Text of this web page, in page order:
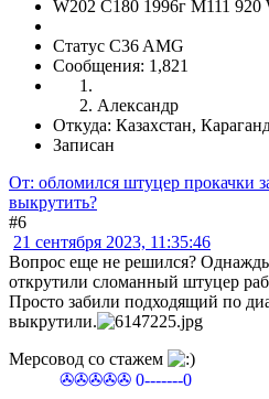
W202 C180 1996г М111
Статус C36 AMG
Сообщения: 1,821
Александр
Откуда: Казахстан,
Записан
От: обломился штуцер прокачки
выкрутить?
#6
21 сентября 2023, 11:35:46
Вопрос еще не решился?
открутили сломанный штуцер
Просто забили подходящий по
выкрутили.
Мерсовод со стажем
✇✇✇✇✇ 0-------0